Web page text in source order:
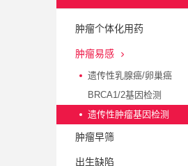
肿瘤个体化用药
肿瘤易感
遗传性乳腺癌/卵巢癌
BRCA1/2基因检测
遗传性肿瘤基因检测
肿瘤早筛
出生缺陷